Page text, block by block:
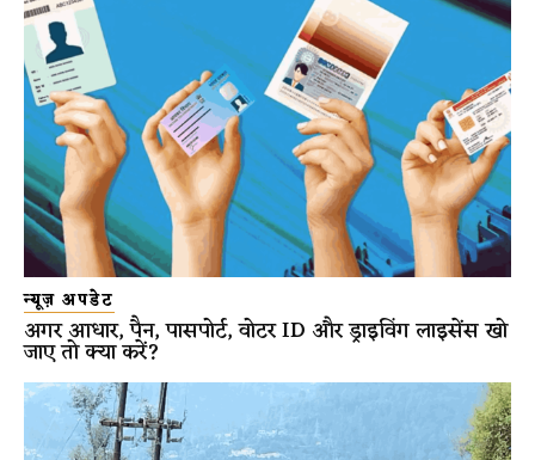
न्यूज़ अपडेट
अगर आधार, पैन, पासपोर्ट, वोटर ID और ड्राइविंग लाइसेंस खो
जाए तो क्या करें?